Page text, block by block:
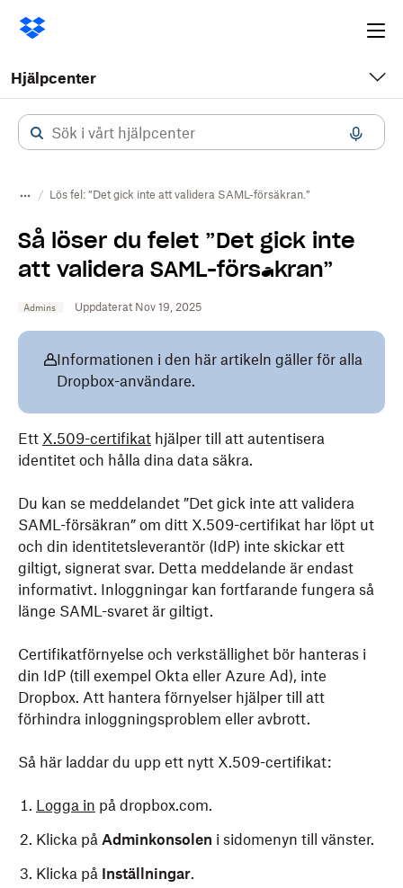
Hjälpcenter
Lös fel: ”Det gick inte att validera SAML-försäkran.”
Så löser du felet ”Det gick inte
att validera SAML-försäkran”
Admins Uppdaterat Nov 19, 2025
Informationen i den här artikeln gäller för alla
Dropbox-användare.
Ett X.509-certifikat hjälper till att autentisera
identitet och hålla dina data säkra.
Du kan se meddelandet ”Det gick inte att validera
SAML-försäkran” om ditt X.509-certifikat har löpt ut
och din identitetsleverantör (IdP) inte skickar ett
giltigt, signerat svar. Detta meddelande är endast
informativt. Inloggningar kan fortfarande fungera så
länge SAML-svaret är giltigt.
Certifikatförnyelse och verkställighet bör hanteras i
din IdP (till exempel Okta eller Azure Ad), inte
Dropbox. Att hantera förnyelser hjälper till att
förhindra inloggningsproblem eller avbrott.
Så här laddar du upp ett nytt X.509-certifikat:
Logga in på dropbox.com.
Klicka på Adminkonsolen i sidomenyn till vänster.
Klicka på Inställningar.